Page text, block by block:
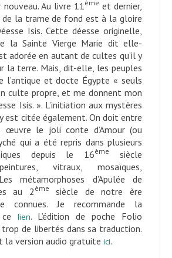
nouveau. Au livre 11ème et dernier,
de la trame de fond est à la gloire
Isis. Cette déesse originelle,
la Sainte Vierge Marie dit elle-
adorée en autant de cultes qu’il y
la terre. Mais, dit-elle, les peuples
l’antique et docte Égypte « seuls
culte propre, et me donnent mon
Isis. ». L’initiation aux mystères
est citée également. On doit entre
le joli conte d’Amour (ou
qui a été repris dans plusieurs
depuis le 16ème
siècle
vitraux, mosaïques,
métamorphoses d’Apulée de
au 2ème
siècle de notre ère
connues. Je recommande la
lien. L’édition de poche Folio
trop de libertés dans sa traduction.
la version audio gratuite ici.